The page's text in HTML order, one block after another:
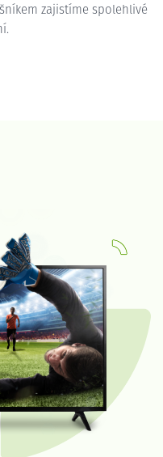
zajistíme spolehlivé